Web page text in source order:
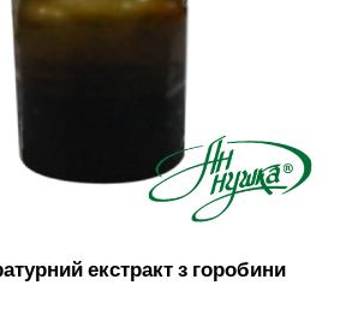
екстракт з горобини